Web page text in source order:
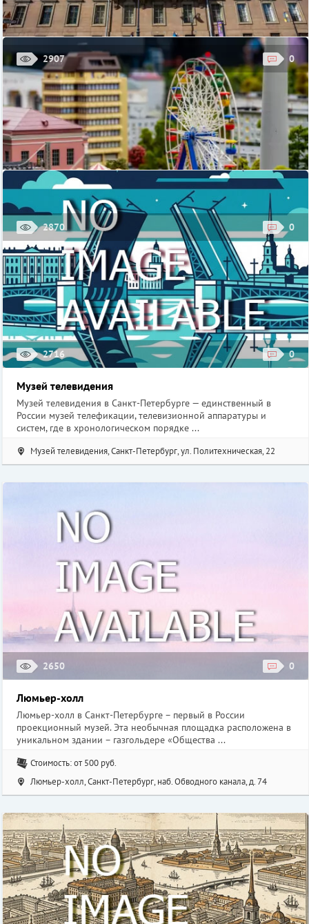
2907 0
Мраморный дворец
Мраморный дворец находится в самом центре С.-Петербурга.
Даже по меркам Северной столицы, не испытывающей
недостатка в красивейших зданиях, это ...
Стоимость: взрослый – 450 руб., льготный - 225 руб., дети до 14 лет
и специальные категории граждан - бесплатно.
Мраморный дворец, Санкт-Петербург, ул. Миллионная, 5/1
КУПИТЬ БИЛЕТ
2870 0
Музей «Гранд Макет Россия»
«Гранд Макет Россия» в С.-Петербурге - это не просто музей.
Это, пожалуй, самый живой и детальный «портрет» нашей
страны, уменьшенный в 87 раз. ...
Стоимость: взрослый – 860 руб., детский (с 3 до 13 лет) – 540 руб.
Музей Гранд-макет Россия, Санкт-Петербург, ул. Цветочная, 16
2716 0
Музей телевидения
Музей телевидения в Санкт-Петербурге — единственный в
России музей телефикации, телевизионной аппаратуры и
систем, где в хронологическом порядке ...
Музей телевидения, Санкт-Петербург, ул. Политехническая, 22
2650 0
Люмьер-холл
Люмьер-холл в Санкт-Петербурге – первый в России
проекционный музей. Эта необычная площадка расположена в
уникальном здании – газгольдере «Общества ...
Стоимость: от 500 руб.
Люмьер-холл, Санкт-Петербург, наб. Обводного канала, д. 74